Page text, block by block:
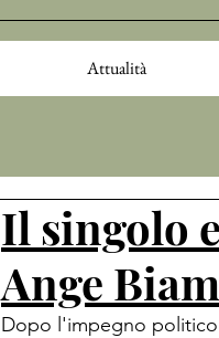
Attualità
Il singolo
Ange
Dopo l'impegno politico